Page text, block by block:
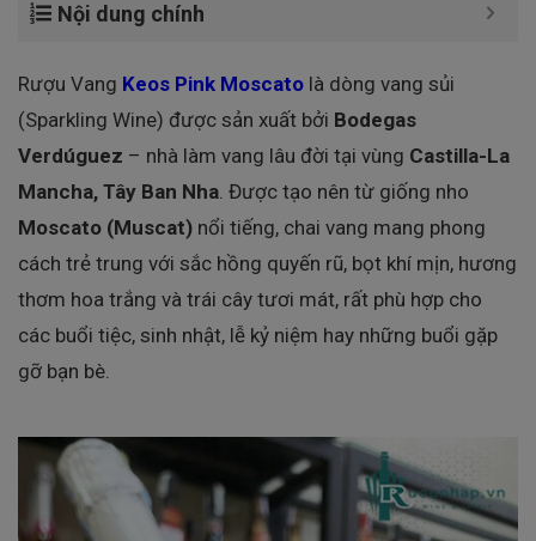
Nội dung chính
Rượu Vang Keos Pink Moscato là dòng vang sủi
(Sparkling Wine) được sản xuất bởi Bodegas
Verdúguez – nhà làm vang lâu đời tại vùng Castilla-La
Mancha, Tây Ban Nha. Được tạo nên từ giống nho
Moscato (Muscat) nổi tiếng, chai vang mang phong
cách trẻ trung với sắc hồng quyến rũ, bọt khí mịn, hương
thơm hoa trắng và trái cây tươi mát, rất phù hợp cho
các buổi tiệc, sinh nhật, lễ kỷ niệm hay những buổi gặp
gỡ bạn bè.